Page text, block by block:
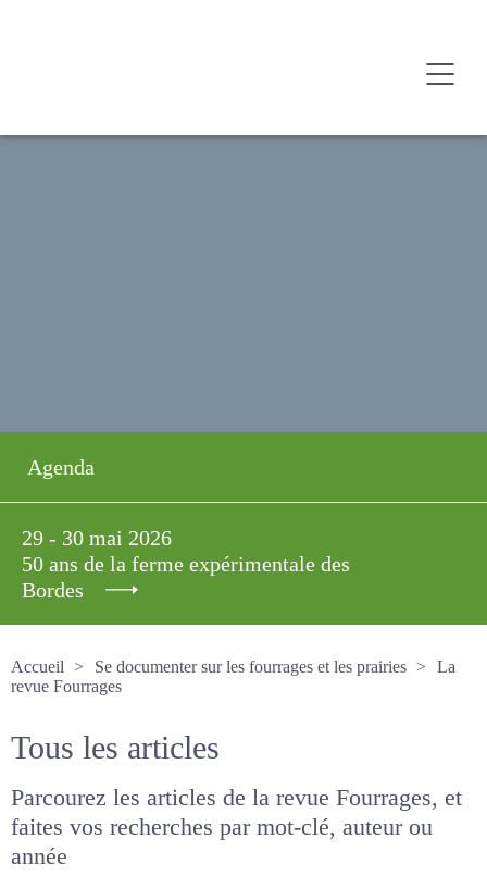
Agenda
29 - 30 mai 2026
50 ans de la ferme expérimentale des
Bordes
Accueil
Se documenter sur les fourrages et les prairies
La revue Fourrages
Tous les articles
Parcourez les articles de la revue Fourrages, et
faites vos recherches par mot-clé, auteur ou
année